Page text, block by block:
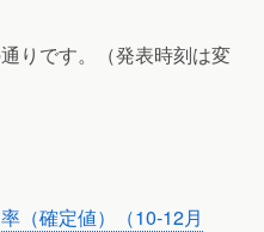
りです。（発表時刻は変
（確定値）（10-12月